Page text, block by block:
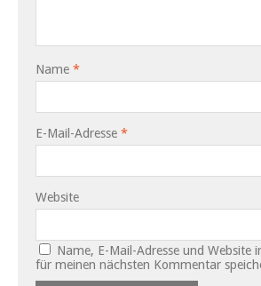
Name *
E-Mail-Adresse *
Website
Name, E-Mail-Adresse und Website
für meinen nächsten Kommentar